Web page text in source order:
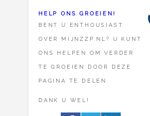
HELP ONS GROEIEN!
BENT U ENTHOUSIAST
OVER MIJNZZP.NL? U KUNT
ONS HELPEN OM VERDER
TE GROEIEN DOOR DEZE
PAGINA TE DELEN.
DANK U WEL!